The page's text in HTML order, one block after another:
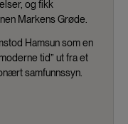
og fikk
Markens Grøde.
Hamsun som en
tid” ut fra et
samfunnssyn.